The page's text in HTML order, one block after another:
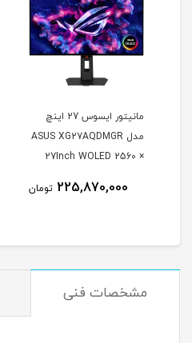
مانیتور ایسوس 27 اینچ
مدل ASUS XG27AQDMGR
27Inch WOLED 2560 ×
250Nits Matte ROG OLED
225,870,000 تومان
مشخصات فنی